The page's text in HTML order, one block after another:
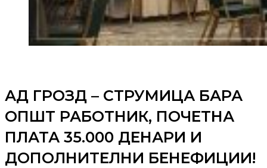
АД ГРОЗД – СТРУМИЦА БАРА
ОПШТ РАБОТНИК, ПОЧЕТНА
ПЛАТА 35.000 ДЕНАРИ И
ДОПОЛНИТЕЛНИ БЕНЕФИЦИИ!